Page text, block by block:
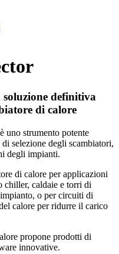
definitiva
di calore
uno strumento potente
selezione degli scambiatori,
degli impianti.
di calore per applicazioni
caldaie e torri di
o per circuiti di
calore per ridurre il carico
propone prodotti di
innovative.